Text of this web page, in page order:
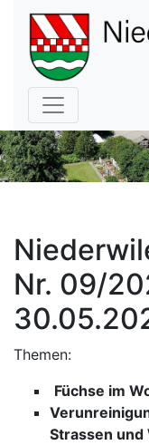
Nr. 09/
Themen:
Füchse im
Strassen und